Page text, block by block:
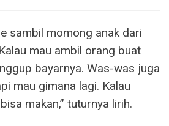
sambil momong anak dari
mau ambil orang buat
bayarnya. Was-was juga
mau gimana lagi. Kalau
makan,” tuturnya lirih.